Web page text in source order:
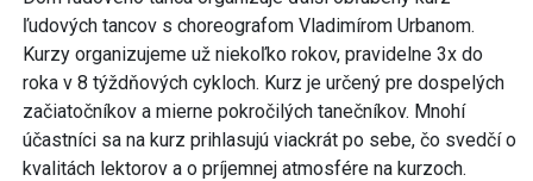
ľudových tancov s choreografom Vladimírom Urbanom.
Kurzy organizujeme už niekoľko rokov, pravidelne 3x do
roka v 8 týždňových cykloch. Kurz je určený pre dospelých
začiatočníkov a mierne pokročilých tanečníkov. Mnohí
účastníci sa na kurz prihlasujú viackrát po sebe, čo svedčí o
kvalitách lektorov a o príjemnej atmosfére na kurzoch.